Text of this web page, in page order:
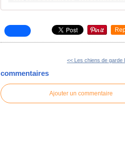
<< Les chiens de garde
commentaires
Ajouter un commentaire